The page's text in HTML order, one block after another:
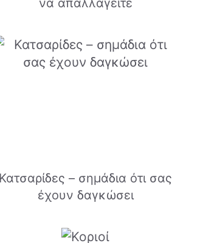
να απαλλαγείτε
Κατσαρίδες – σημάδια ότι σας
έχουν δαγκώσει